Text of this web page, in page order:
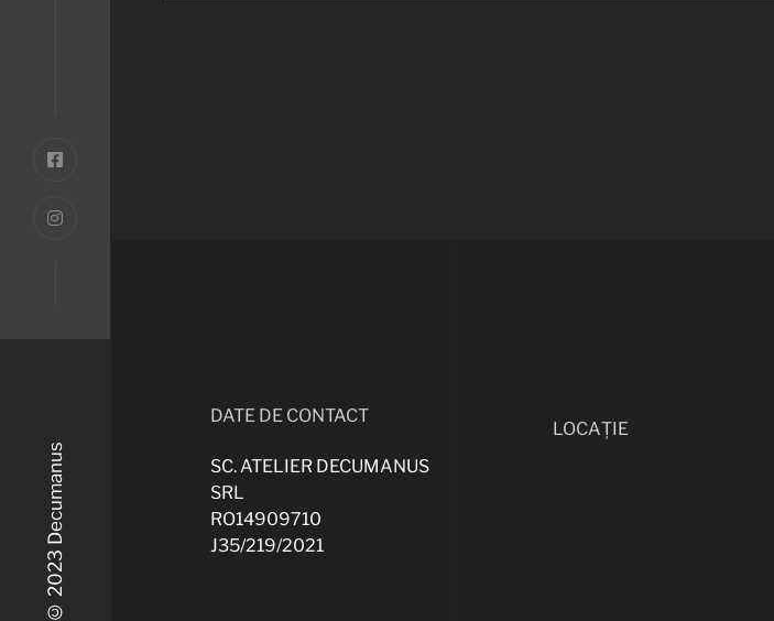
© 2023 Decumanus
DATE DE CONTACT
SC. ATELIER DECUMANUS
SRL
RO14909710
J35/219/2021
LOCAȚIE